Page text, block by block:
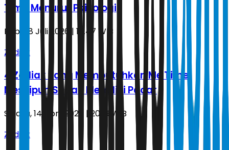
Time Menurut Psikologi
Rabu, 8 Juli 2026 | 15.47 WIB
Zodiak
4 Zodiak yang Membutuhkan Me Time
Meskipun Sudah Memiliki Pacar
Selasa, 14 April 2026 | 20.16 WIB
Zodiak